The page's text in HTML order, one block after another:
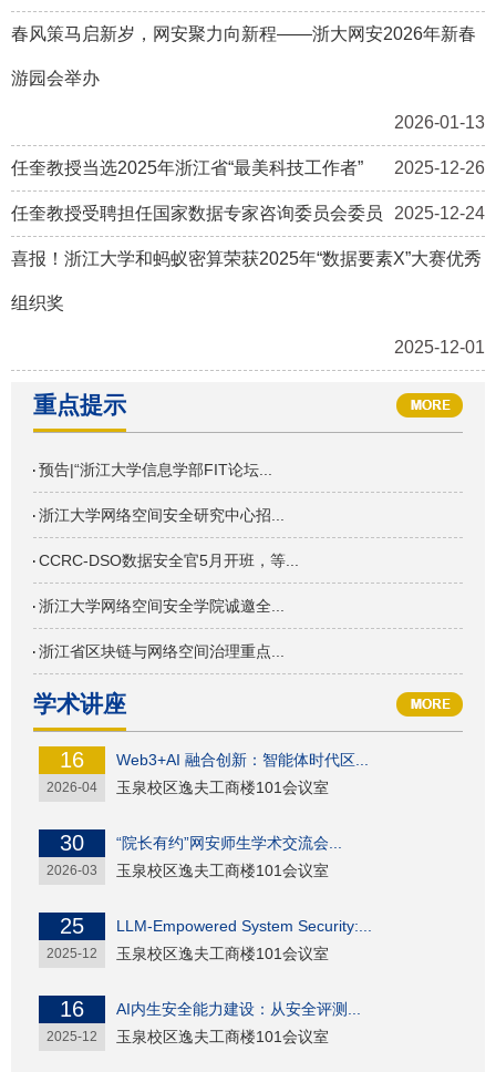
春风策马启新岁，网安聚力向新程——浙大网安2026年新春
游园会举办
2026-01-13
任奎教授当选2025年浙江省“最美科技工作者” 2025-12-26
任奎教授受聘担任国家数据专家咨询委员会委员 2025-12-24
喜报！浙江大学和蚂蚁密算荣获2025年“数据要素X”大赛优秀
组织奖
2025-12-01
重点提示
预告|“浙江大学信息学部FIT论坛...
浙江大学网络空间安全研究中心招...
CCRC-DSO数据安全官5月开班，等...
浙江大学网络空间安全学院诚邀全...
浙江省区块链与网络空间治理重点...
学术讲座
16
2026-04
Web3+AI 融合创新：智能体时代区...
玉泉校区逸夫工商楼101会议室
30
2026-03
“院长有约”网安师生学术交流会...
玉泉校区逸夫工商楼101会议室
25
2025-12
LLM-Empowered System Security:...
玉泉校区逸夫工商楼101会议室
16
2025-12
AI内生安全能力建设：从安全评测...
玉泉校区逸夫工商楼101会议室